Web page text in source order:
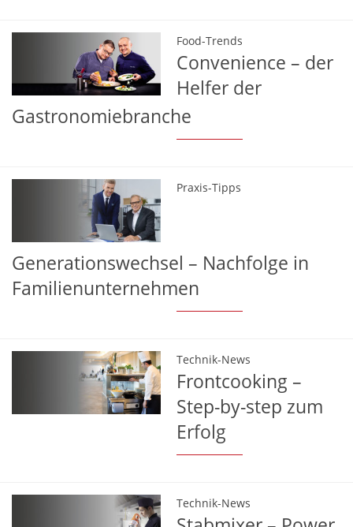
Food-Trends
Convenience – der
Helfer der
Gastronomiebranche
Praxis-Tipps
Generationswechsel – Nachfolge in
Familienunternehmen
Technik-News
Frontcooking –
Step-by-step zum
Erfolg
Technik-News